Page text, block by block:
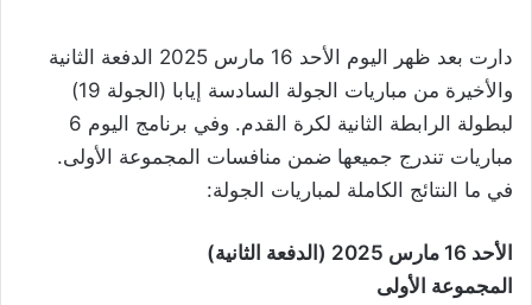
دارت بعد ظهر اليوم الأحد 16 مارس 2025 الدفعة الثانية
والأخيرة من مباريات الجولة السادسة إيابا (الجولة 19)
لبطولة الرابطة الثانية لكرة القدم. وفي برنامج اليوم 6
مباريات تندرج جميعها ضمن منافسات المجموعة الأولى.
في ما النتائج الكاملة لمباريات الجولة:
الأحد 16 مارس 2025 (الدفعة الثانية)
المجموعة الأولى